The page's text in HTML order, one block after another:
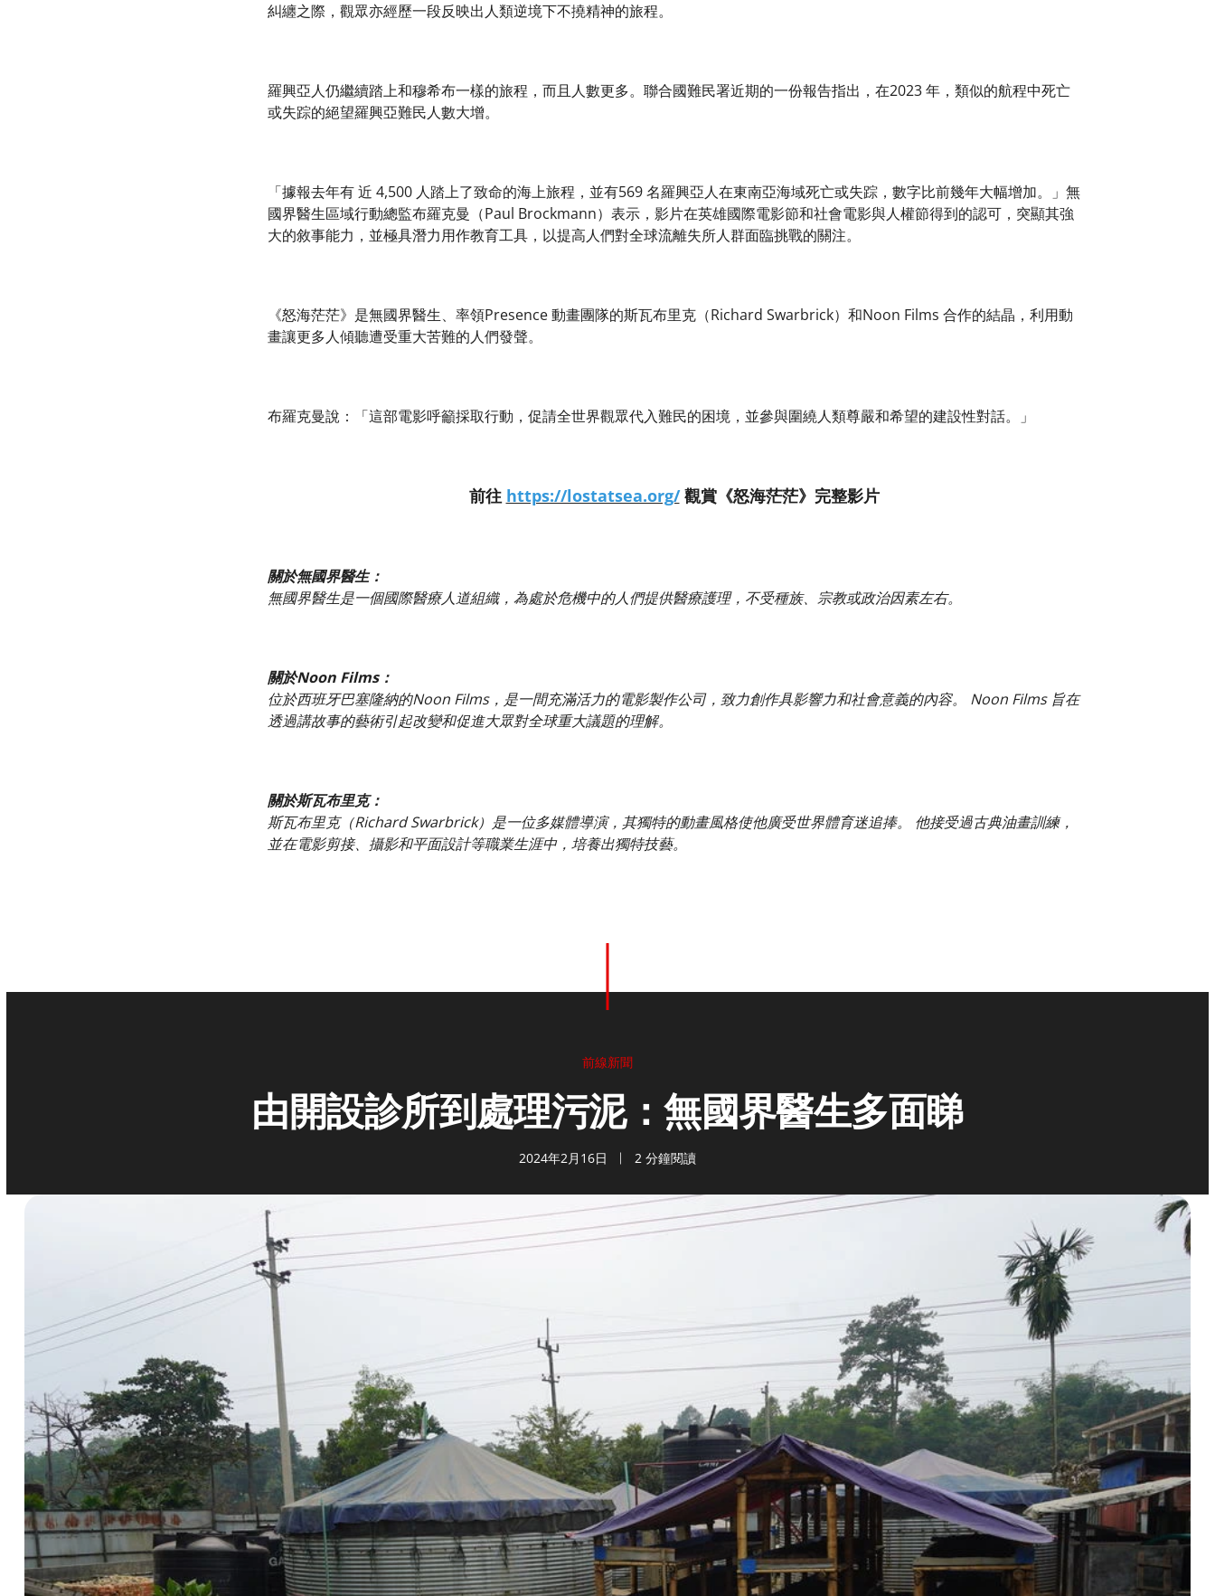
糾纏之際，觀眾亦經歷一段反映出人類逆境下不撓精神的旅程。
羅興亞人仍繼續踏上和穆希布一樣的旅程，而且人數更多。聯合國難民署近期的一份報告指出，在2023 年，類似的航程中死亡
或失踪的絕望羅興亞難民人數大增。
「據報去年有 近 4,500 人踏上了致命的海上旅程，並有569 名羅興亞人在東南亞海域死亡或失踪，數字比前幾年大幅增加。」無
國界醫生區域行動總監布羅克曼（Paul Brockmann）表示，影片在英雄國際電影節和社會電影與人權節得到的認可，突顯其強
大的敘事能力，並極具潛力用作教育工具，以提高人們對全球流離失所人群面臨挑戰的關注。
《怒海茫茫》是無國界醫生、率領Presence 動畫團隊的斯瓦布里克（Richard Swarbrick）和Noon Films 合作的結晶，利用動
畫讓更多人傾聽遭受重大苦難的人們發聲。
布羅克曼說：「這部電影呼籲採取行動，促請全世界觀眾代入難民的困境，並參與圍繞人類尊嚴和希望的建設性對話。」
前往 https://lostatsea.org/觀賞《怒海茫茫》完整影片
關於無國界醫生：
無國界醫生是一個國際醫療人道組織，為處於危機中的人們提供醫療護理，不受種族、宗教或政治因素左右。
關於Noon Films：
位於西班牙巴塞隆納的Noon Films，是一間充滿活力的電影製作公司，致力創作具影響力和社會意義的內容。 Noon Films 旨在
透過講故事的藝術引起改變和促進大眾對全球重大議題的理解。
關於斯瓦布里克：
斯瓦布里克（Richard Swarbrick）是一位多媒體導演，其獨特的動畫風格使他廣受世界體育迷追捧。 他接受過古典油畫訓練，
並在電影剪接、攝影和平面設計等職業生涯中，培養出獨特技藝。
前線新聞
由開設診所到處理污泥：無國界醫生多面睇
2024年2月16日 2 分鐘閱讀